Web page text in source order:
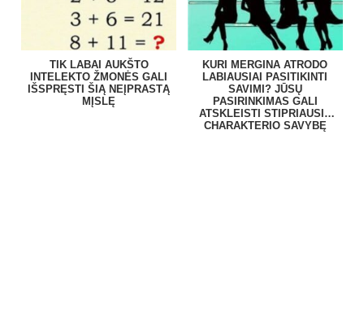
TIK LABAI AUKŠTO
INTELEKTO ŽMONĖS GALI
IŠSPRĘSTI ŠIĄ NEĮPRASTĄ
MĮSLĘ
KURI MERGINA ATRODO
LABIAUSIAI PASITIKINTI
SAVIMI? JŪSŲ
PASIRINKIMAS GALI
ATSKLEISTI STIPRIAUSIĄ
CHARAKTERIO SAVYBĘ